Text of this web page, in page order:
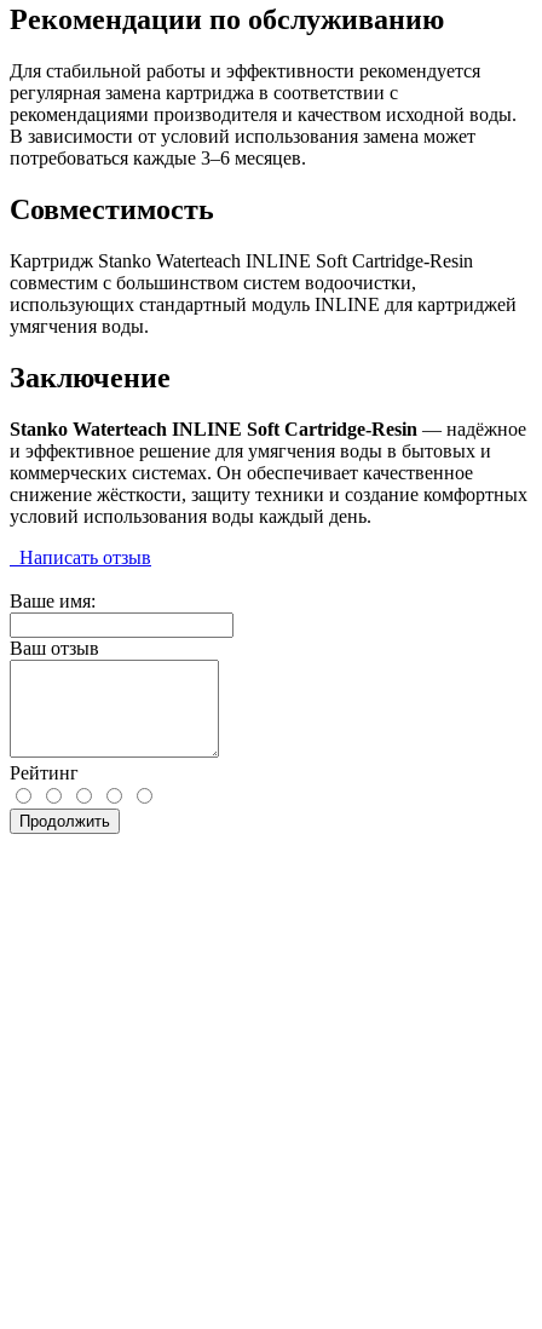
Рекомендации по обслуживанию
Для стабильной работы и эффективности рекомендуется
регулярная замена картриджа в соответствии с
рекомендациями производителя и качеством исходной воды.
В зависимости от условий использования замена может
потребоваться каждые 3–6 месяцев.
Совместимость
Картридж Stanko Waterteach INLINE Soft Cartridge-Resin
совместим с большинством систем водоочистки,
использующих стандартный модуль INLINE для картриджей
умягчения воды.
Заключение
Stanko Waterteach INLINE Soft Cartridge-Resin — надёжное
и эффективное решение для умягчения воды в бытовых и
коммерческих системах. Он обеспечивает качественное
снижение жёсткости, защиту техники и создание комфортных
условий использования воды каждый день.
Написать отзыв
Ваше имя:
Ваш отзыв
Рейтинг
Продолжить